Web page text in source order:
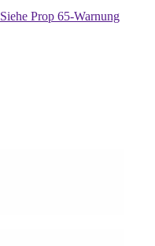
Siehe Prop 65-Warnung